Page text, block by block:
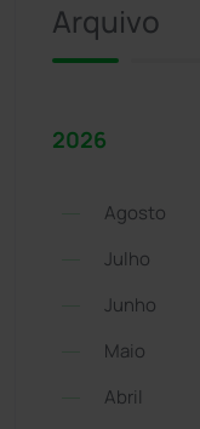
Arquivo
2026
Agosto
Julho
Junho
Maio
Abril